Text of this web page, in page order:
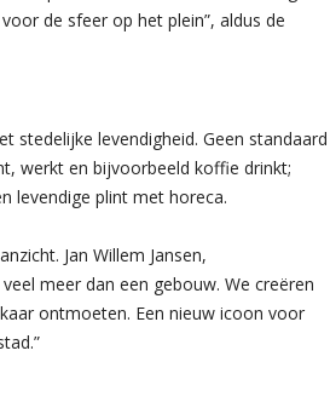
de sfeer op het plein”, aldus de
stedelijke levendigheid. Geen standaard
werkt en bijvoorbeeld koffie drinkt;
levendige plint met horeca.
Jan Willem Jansen,
meer dan een gebouw. We creëren
ontmoeten. Een nieuw icoon voor